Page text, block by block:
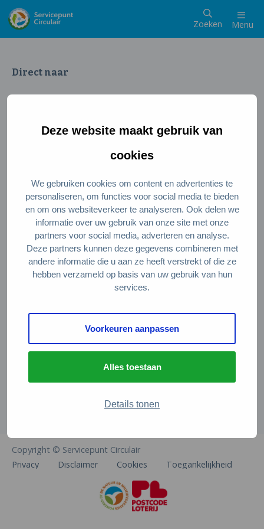
Deze website maakt gebruik van
cookies
We gebruiken cookies om content en advertenties te
personaliseren, om functies voor social media te bieden
en om ons websiteverkeer te analyseren. Ook delen we
informatie over uw gebruik van onze site met onze
partners voor social media, adverteren en analyse.
Deze partners kunnen deze gegevens combineren met
andere informatie die u aan ze heeft verstrekt of die ze
hebben verzameld op basis van uw gebruik van hun
services.
Voorkeuren aanpassen
Alles toestaan
Details tonen
Zoeken Menu
Direct naar
Wat is een circulaire samenleving
Meedoen als ondernemer
Circulaire producten en diensten
Wie zijn wij?
Over ons
Stel je vraag
Servicepunt Team
Veelgestelde vragen
De Natuur en Milieufederaties
Arthur van Schendelstraat 600
info@natuurenmilieufederaties.nl
Copyright © Servicepunt Circulair
Privacy
Disclaimer Cookies Toegankelijkheid